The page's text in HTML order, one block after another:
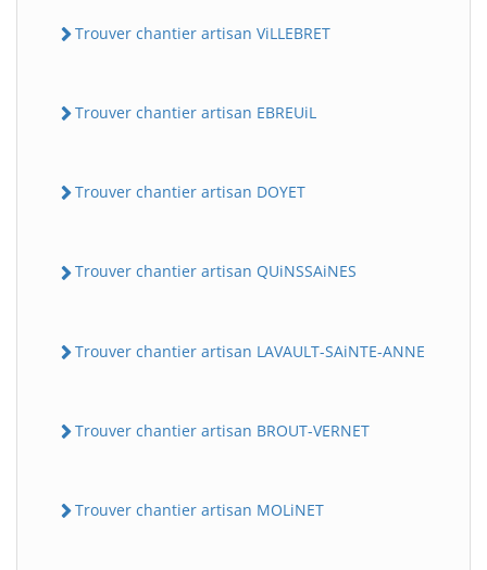
Trouver chantier artisan ViLLEBRET
Trouver chantier artisan EBREUiL
Trouver chantier artisan DOYET
Trouver chantier artisan QUiNSSAiNES
Trouver chantier artisan LAVAULT-SAiNTE-ANNE
Trouver chantier artisan BROUT-VERNET
Trouver chantier artisan MOLiNET